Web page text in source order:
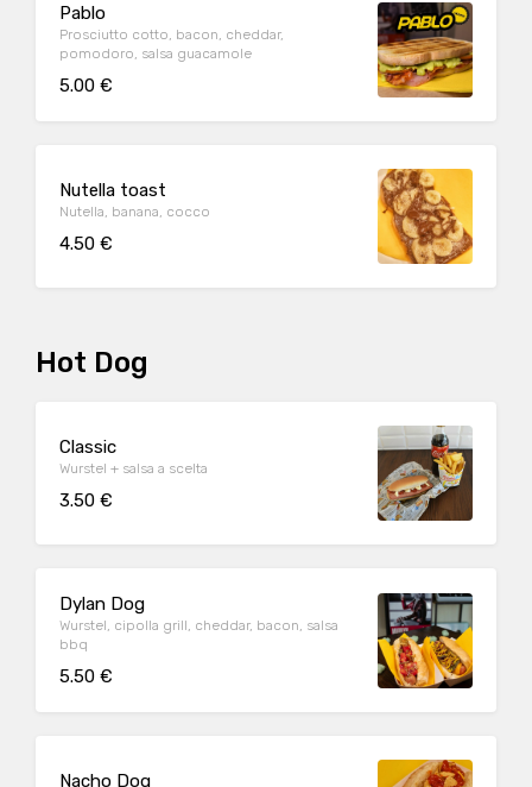
Pablo
Prosciutto cotto, bacon, cheddar,
pomodoro, salsa guacamole
5.00 €
Nutella toast
Nutella, banana, cocco
4.50 €
Hot Dog
Classic
Wurstel + salsa a scelta
3.50 €
Dylan Dog
Wurstel, cipolla grill, cheddar, bacon, salsa
bbq
5.50 €
Nacho Dog